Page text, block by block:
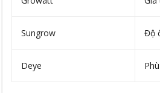
Sungrow Độ
Deye